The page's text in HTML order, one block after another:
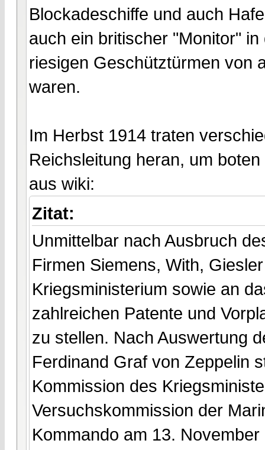
Blockadeschiffe und auch
auch ein britischer "Monitor"
riesigen Geschütztürmen von
waren.
Im Herbst 1914 traten
Reichsleitung heran, um
aus wiki:
Zitat:
Unmittelbar nach Ausbruch
Firmen Siemens, With,
Kriegsministerium sowie an
zahlreichen Patente und
zu stellen. Nach Auswertung
Ferdinand Graf von Zeppelin
Kommission des
Versuchskommission der
Kommando am 13.